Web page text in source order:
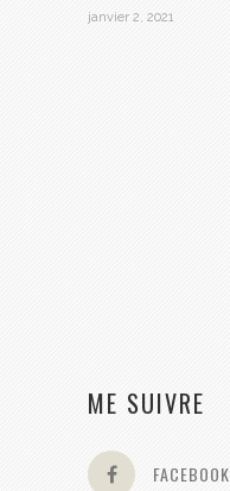
janvier 2, 2021
ME SUIVRE
FACEBOOK